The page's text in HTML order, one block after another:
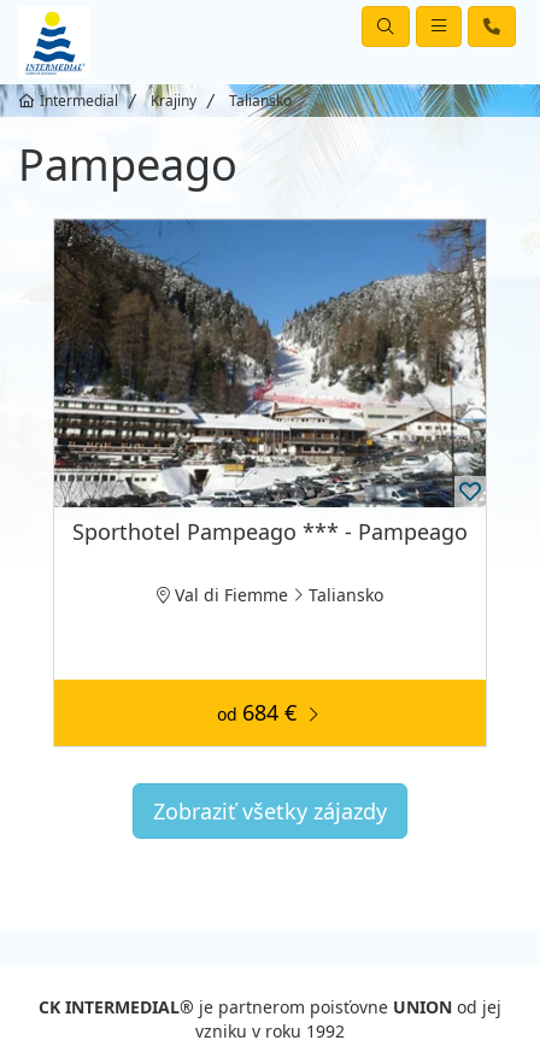
Intermedial Krajiny Taliansko
Pampeago
Sporthotel Pampeago *** - Pampeago
Val di Fiemme Taliansko
od 684 €
Zobraziť všetky zájazdy
CK INTERMEDIAL® je partnerom poisťovne UNION od jej
vzniku v roku 1992